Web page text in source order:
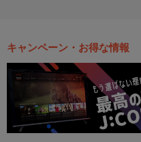
キャンペーン・お得な情報